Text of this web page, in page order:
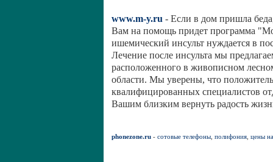
www.m-y.ru - Если в дом пришла
Вам на помощь придет программа
ишемический инсульт нуждается в
Лечение после инсульта мы
расположенного в живописном
области. Мы уверены, что
квалифицированных специалистов
Вашим близким вернуть радость
phonezone.ru - сотовые телефоны полифония цены